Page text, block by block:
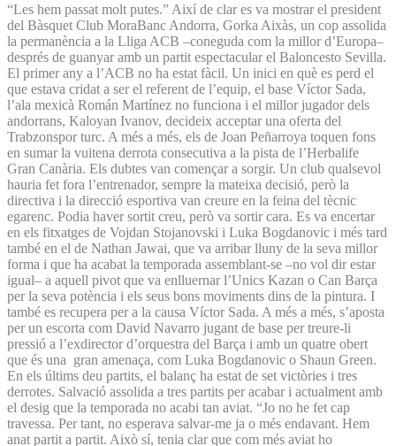
“Les hem passat molt putes.” Així de clar es va mostrar el president
del Bàsquet Club MoraBanc Andorra, Gorka Aixàs, un cop assolida
la permanència a la Lliga ACB –coneguda com la millor d’Europa–
després de guanyar amb un partit espectacular el Baloncesto Sevilla.
El primer any a l’ACB no ha estat fàcil. Un inici en què es perd el
que estava cridat a ser el referent de l’equip, el base Víctor Sada,
l’ala mexicà Román Martínez no funciona i el millor jugador dels
andorrans, Kaloyan Ivanov, decideix acceptar una oferta del
Trabzonspor turc. A més a més, els de Joan Peñarroya toquen fons
en sumar la vuitena derrota consecutiva a la pista de l’Herbalife
Gran Canària. Els dubtes van començar a sorgir. Un club qualsevol
hauria fet fora l’entrenador, sempre la mateixa decisió, però la
directiva i la direcció esportiva van creure en la feina del tècnic
egarenc. Podia haver sortit creu, però va sortir cara. Es va encertar
en els fitxatges de Vojdan Stojanovski i Luka Bogdanovic i més tard
també en el de Nathan Jawai, que va arribar lluny de la seva millor
forma i que ha acabat la temporada assemblant-se –no vol dir estar
igual– a aquell pivot que va enlluernar l’Unics Kazan o Can Barça
per la seva potència i els seus bons moviments dins de la pintura. I
també es recupera per a la causa Víctor Sada. A més a més, s’aposta
per un escorta com David Navarro jugant de base per treure-li
pressió a l’exdirector d’orquestra del Barça i amb un quatre obert
que és una gran amenaça, com Luka Bogdanovic o Shaun Green.
En els últims deu partits, el balanç ha estat de set victòries i tres
derrotes. Salvació assolida a tres partits per acabar i actualment amb
el desig que la temporada no acabi tan aviat. “Jo no he fet cap
travessa. Per tant, no esperava salvar-me ja o més endavant. Hem
anat partit a partit. Això sí, tenia clar que com més aviat ho